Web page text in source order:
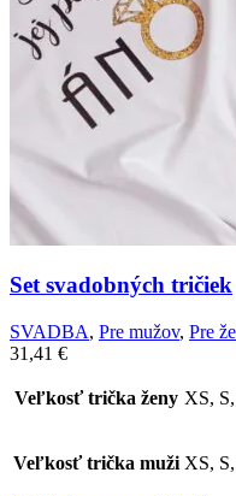
Set svadobných tričiek
SVADBA, Pre mužov, Pre
31,41 €
Veľkosť trička ženy XS,
Veľkosť trička muži XS,